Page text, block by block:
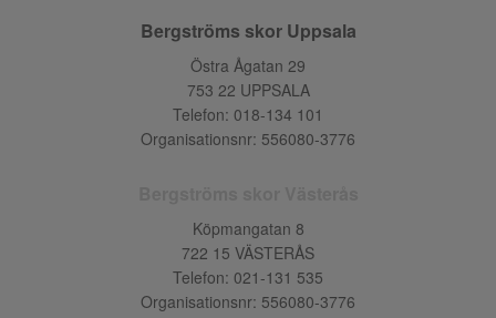
Bergströms skor Uppsala
Östra Ågatan 29
753 22 UPPSALA
Telefon: 018-134 101
Organisationsnr: 556080-3776
Köpmangatan 8
722 15 VÄSTERÅS
Telefon: 021-131 535
Organisationsnr: 556080-3776